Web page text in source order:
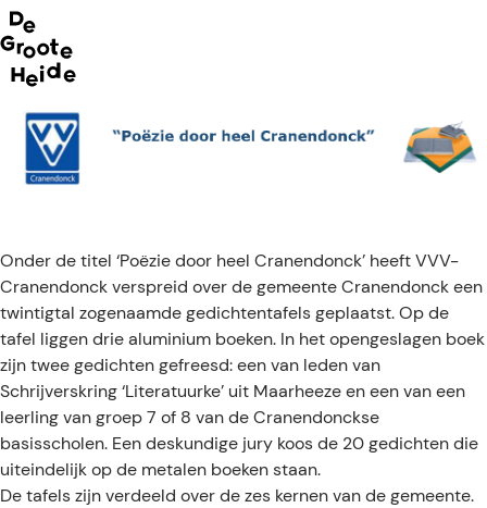
d
e
h
o
m
e
p
a
g
e
Onder de titel ‘Poëzie door heel Cranendonck’ heeft VVV-
Cranendonck verspreid over de gemeente Cranendonck een
twintigtal zogenaamde gedichtentafels geplaatst. Op de
tafel liggen drie aluminium boeken. In het opengeslagen boek
zijn twee gedichten gefreesd: een van leden van
Schrijverskring ‘Literatuurke’ uit Maarheeze en een van een
leerling van groep 7 of 8 van de Cranendonckse
basisscholen. Een deskundige jury koos de 20 gedichten die
uiteindelijk op de metalen boeken staan.
De tafels zijn verdeeld over de zes kernen van de gemeente.
mee op